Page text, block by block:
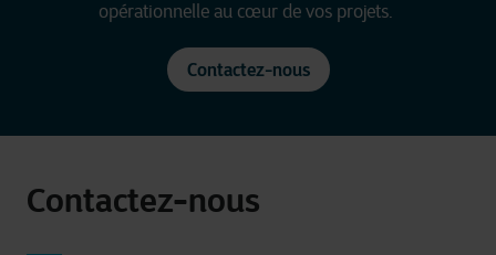
opérationnelle au cœur de vos projets.
Contactez-nous
Contactez-nous